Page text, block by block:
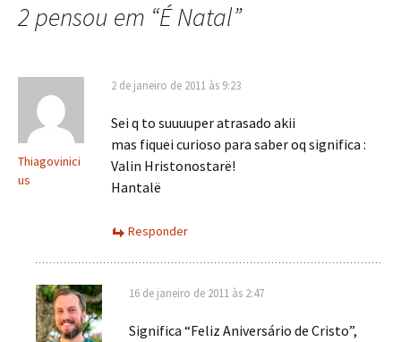
posts
2 pensou em “É Natal”
Thiagovinici
us
2 de janeiro de 2011 às 9:23
Sei q to suuuuper atrasado akii
mas fiquei curioso para saber oq significa :
Valin Hristonostarë!
Hantalë
Responder
16 de janeiro de 2011 às 2:47
Significa “Feliz Aniversário de Cristo”,